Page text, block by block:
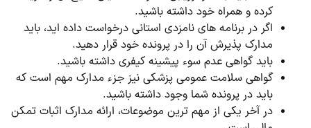
کرده و همراه خود داشته باشید.
اگر در برنامه های نامزدی استانی درخواست داده اید، باید
مدارک پذیرش آن را در پرونده خود قرار دهید.
باید گواهی عدم سوء پیشینه کیفری داشته باشید.
گواهی سلامت عمومی پزشکی نیز جزء مدارک مهم است که
باید در پرونده شما وجود داشته باشید.
در آخر یکی از مهم ترین موضوعات، ارائه مدارک اثبات تمکن